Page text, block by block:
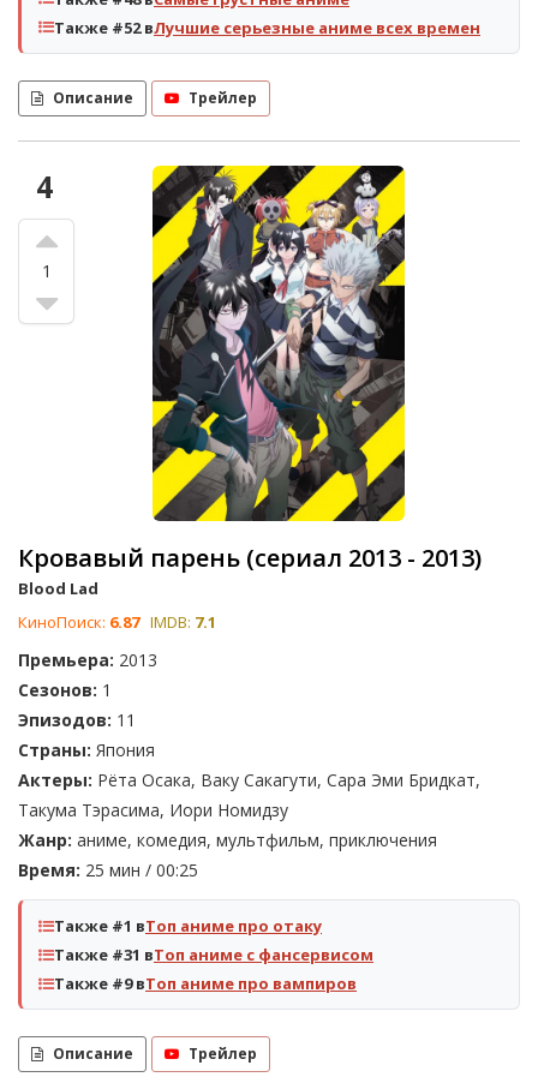
Также #52 вЛучшие серьезные аниме всех времен
Описание Трейлер
4
1
Кровавый парень (сериал 2013 - 2013)
Blood Lad
КиноПоиск: 6.87 IMDB: 7.1
Премьера: 2013
Сезонов: 1
Эпизодов: 11
Страны: Япония
Актеры: Рёта Осака, Ваку Сакагути, Сара Эми Бридкат,
Такума Тэрасима, Иори Номидзу
Жанр: аниме, комедия, мультфильм, приключения
Время: 25 мин / 00:25
Также #1 вТоп аниме про отаку
Также #31 вТоп аниме с фансервисом
Также #9 вТоп аниме про вампиров
Описание Трейлер